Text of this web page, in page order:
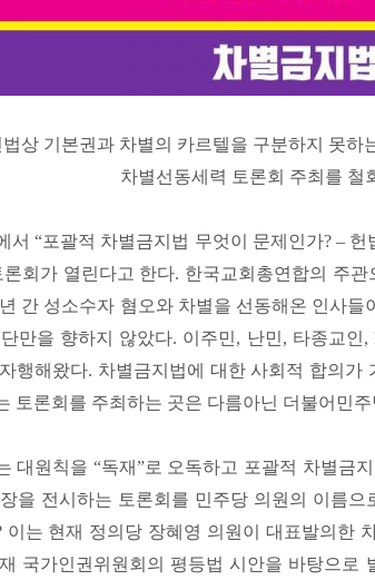
상 기본권과 차별의 카르텔을 구분하지 못하
차별선동세력 토론회 주최를 철
서 “포괄적 차별금지법 무엇이 문제인가? –
회가 열린다고 한다. 한국교회총연합의 주
간 성소수자 혐오와 차별을 선동해온 인사들
만을 향하지 않았다. 이주민, 난민, 타종교
행해왔다. 차별금지법에 대한 사회적 합의가
토론회를 주최하는 곳은 다름아닌 더불어민
대원칙을 “독재”로 오독하고 포괄적 차별금
을 전시하는 토론회를 민주당 의원의 이름
이는 현재 정의당 장혜영 의원이 대표발의한
국가인권위원회의 평등법 시안을 바탕으로